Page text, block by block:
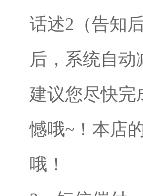
话述2（告知
后，系统自
建议您尽快完
憾哦~！本店
哦！